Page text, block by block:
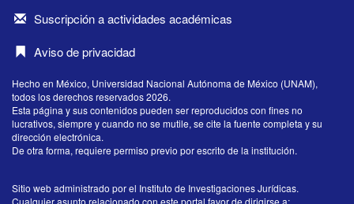
Suscripción a actividades académicas
Aviso de privacidad
Hecho en México, Universidad Nacional Autónoma de México (UNAM),
todos los derechos reservados 2026.
Esta página y sus contenidos pueden ser reproducidos con fines no
lucrativos, siempre y cuando no se mutile, se cite la fuente completa y su
dirección electrónica.
De otra forma, requiere permiso previo por escrito de la institución.
Sitio web administrado por el Instituto de Investigaciones Jurídicas.
Cualquier asunto relacionado con este portal favor de dirigirse a: